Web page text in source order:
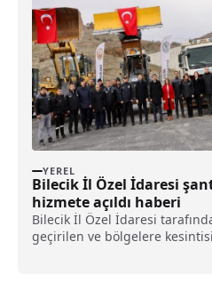
YEREL
Bilecik İl Özel İdaresi
hizmete açıldı haberi
Bilecik İl Özel İdaresi
geçirilen ve bölgelere